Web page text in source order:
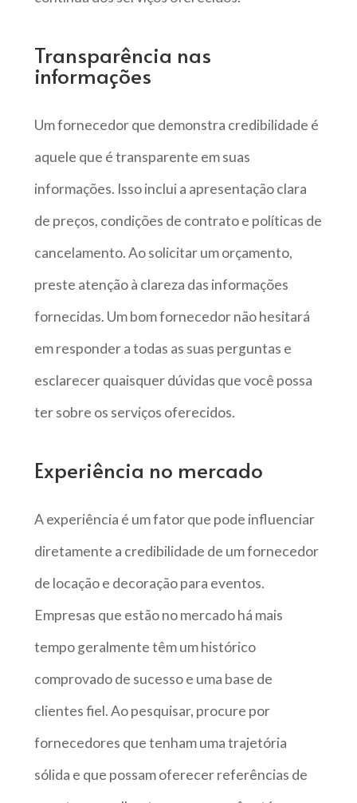
Transparência nas
informações
Um fornecedor que demonstra credibilidade é
aquele que é transparente em suas
informações. Isso inclui a apresentação clara
de preços, condições de contrato e políticas de
cancelamento. Ao solicitar um orçamento,
preste atenção à clareza das informações
fornecidas. Um bom fornecedor não hesitará
em responder a todas as suas perguntas e
esclarecer quaisquer dúvidas que você possa
ter sobre os serviços oferecidos.
Experiência no mercado
A experiência é um fator que pode influenciar
diretamente a credibilidade de um fornecedor
de locação e decoração para eventos.
Empresas que estão no mercado há mais
tempo geralmente têm um histórico
comprovado de sucesso e uma base de
clientes fiel. Ao pesquisar, procure por
fornecedores que tenham uma trajetória
sólida e que possam oferecer referências de